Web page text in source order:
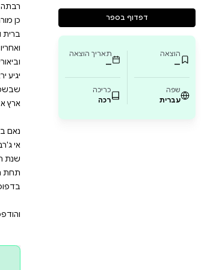
ברית ותורה דברי משה
ומאמרי רז"ל חכמים מפוארים לחדד
רכב ישראל ופרשיו אבי אבי. הלא זה
עלוש ז"ל. אבינו רועינו ומגיה חשכנו
יורה. והחזיק בדגל התורה. ללמד בני
מצד שני (דברי התלמיד) ספרי הקטן דברי
רחמים. נא אל שוכן מרומים. שמע קול